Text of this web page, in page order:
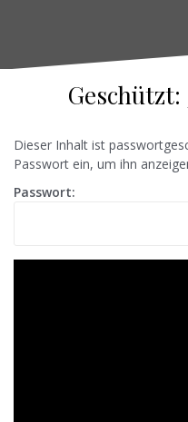
Geschützt:
Dieser Inhalt ist
Passwort ein, um ihn
Passwort: